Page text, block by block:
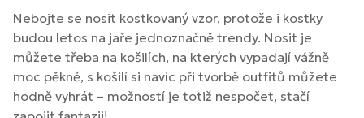
Nebojte se nosit kostkovaný vzor, protože i kostky
budou letos na jaře jednoznačně trendy. Nosit je
můžete třeba na košilích, na kterých vypadají vážně
moc pěkně, s košilí si navíc při tvorbě outfitů můžete
hodně vyhrát – možností je totiž nespočet, stačí